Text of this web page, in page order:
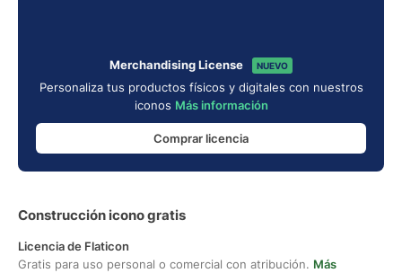
Merchandising License NUEVO
Personaliza tus productos físicos y digitales con nuestros
iconos Más información
Comprar licencia
Construcción icono gratis
Licencia de Flaticon
Gratis para uso personal o comercial con atribución. Más